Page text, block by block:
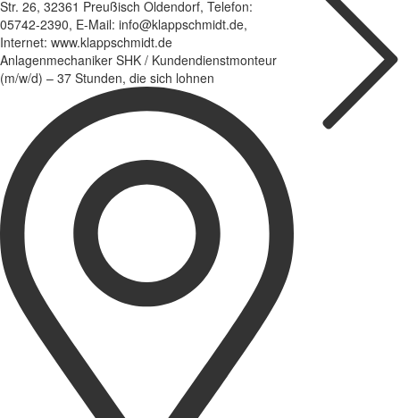
Str. 26, 32361 Preußisch Oldendorf, Telefon:
05742-2390, E-Mail: info@klappschmidt.de,
Internet: www.klappschmidt.de
Anlagenmechaniker SHK / Kundendienstmonteur
(m/w/d) – 37 Stunden, die sich lohnen